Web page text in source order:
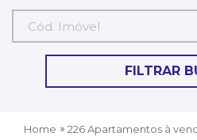
FILTRAR
Home 226 Apartamentos à